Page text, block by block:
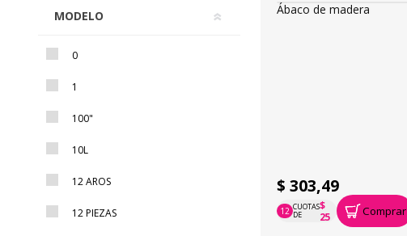
Ábaco de madera
$ 303,49
12 CUOTAS
DE
$
25
P.T.F. $ 303 Comprar
MODELO
0
1
100"
10L
12 AROS
12 PIEZAS